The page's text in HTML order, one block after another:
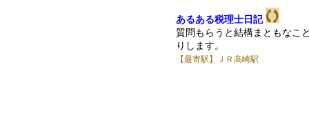
あるある税理士日記
質問もらうと結構まともなこ
りします。
【最寄駅】ＪＲ高崎駅